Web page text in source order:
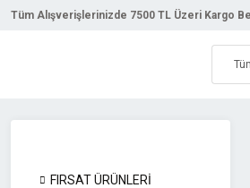
Tüm Alışverişlerinizde 7500 TL Üzeri Kargo
FIRSAT ÜRÜNLERİ